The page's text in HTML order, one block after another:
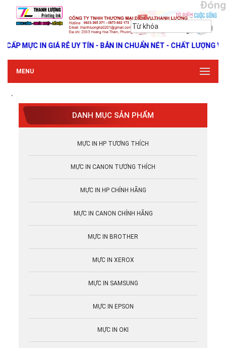
Đóng
MỰC IN GIÁ RẺ UY TÍN - BẢN IN CHUẨN NÉT - CHẤT LƯỢNG VƯỢT
MENU
`
DANH MỤC SẢN PHẨM
MỰC IN HP TƯƠNG THÍCH
MỰC IN CANON TƯƠNG THÍCH
MỰC IN HP CHÍNH HÃNG
MỰC IN CANON CHÍNH HÃNG
MỰC IN BROTHER
MỰC IN XEROX
MỰC IN SAMSUNG
MỰC IN EPSON
MỰC IN OKI